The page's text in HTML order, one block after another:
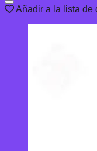
Añadir a la lista de